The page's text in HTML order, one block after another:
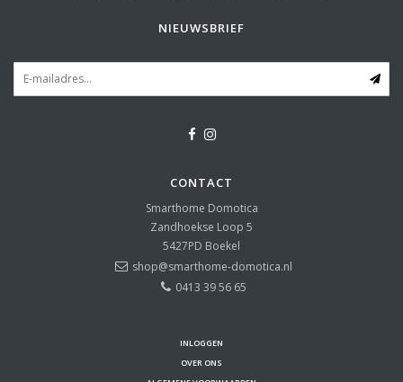
NIEUWSBRIEF
CONTACT
Smarthome Domotica
Zandhoekse Loop 5
5427PD Boekel
shop@smarthome-domotica.nl
0413 39 56 65
INLOGGEN
OVER ONS